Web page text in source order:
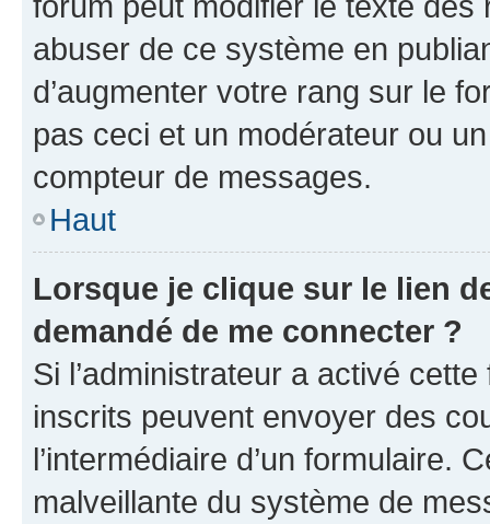
abuser de ce système en
d’augmenter votre rang sur le
pas ceci et un modérateur ou
compteur de messages.
Haut
Lorsque je clique sur le lien
demandé de me connecter ?
Si l’administrateur a activé
inscrits peuvent envoyer des
l’intermédiaire d’un formulaire.
malveillante du système de